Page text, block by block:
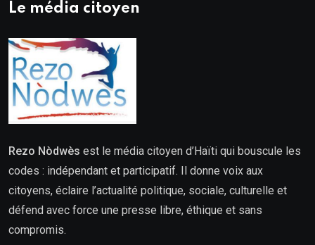
Le média citoyen
Rezo Nòdwès est le média citoyen d’Haïti qui bouscule les
codes : indépendant et participatif. Il donne voix aux
citoyens, éclaire l’actualité politique, sociale, culturelle et
défend avec force une presse libre, éthique et sans
compromis.